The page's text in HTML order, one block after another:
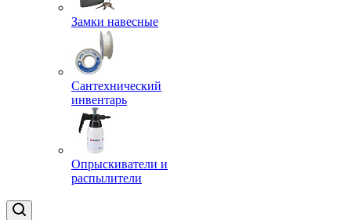
Замки навесные
Сантехнический
инвентарь
Опрыскиватели и
распылители